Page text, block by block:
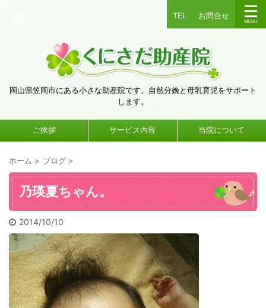
TEL お問合せ
岡山県笠岡市にある小さな助産院です。自然分娩と母乳育児をサポート
します。
ご挨拶 サービス内容 当院について
ホーム > ブログ >
乃瑛夏ちゃん。
2014/10/10